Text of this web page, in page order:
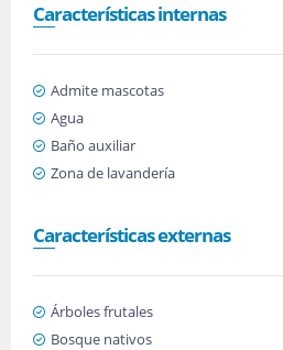
Características internas
Admite mascotas
Agua
Baño auxiliar
Zona de lavandería
Características externas
Árboles frutales
Bosque nativos